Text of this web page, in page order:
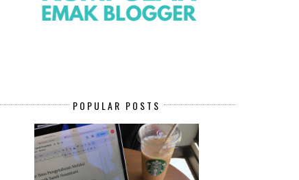
POPULAR POSTS